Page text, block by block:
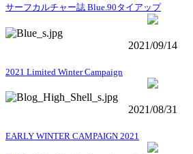
サーフカルチャー誌 Blue.90タイアップ
2021/09/14
2021 Limited Winter Campaign
2021/08/31
EARLY WINTER CAMPAIGN 2021